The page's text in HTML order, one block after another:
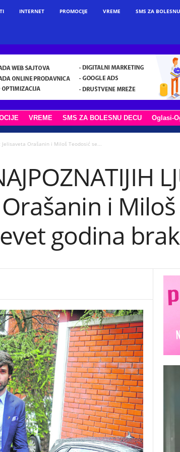
INTERNET PROMOCIJE VREME SMS ZA
VREME SMS ZA BOLESNU DECU Oglasi-
Jelisaveta Orašanin i Miloš Teodosić se...
Orašanin i
godina